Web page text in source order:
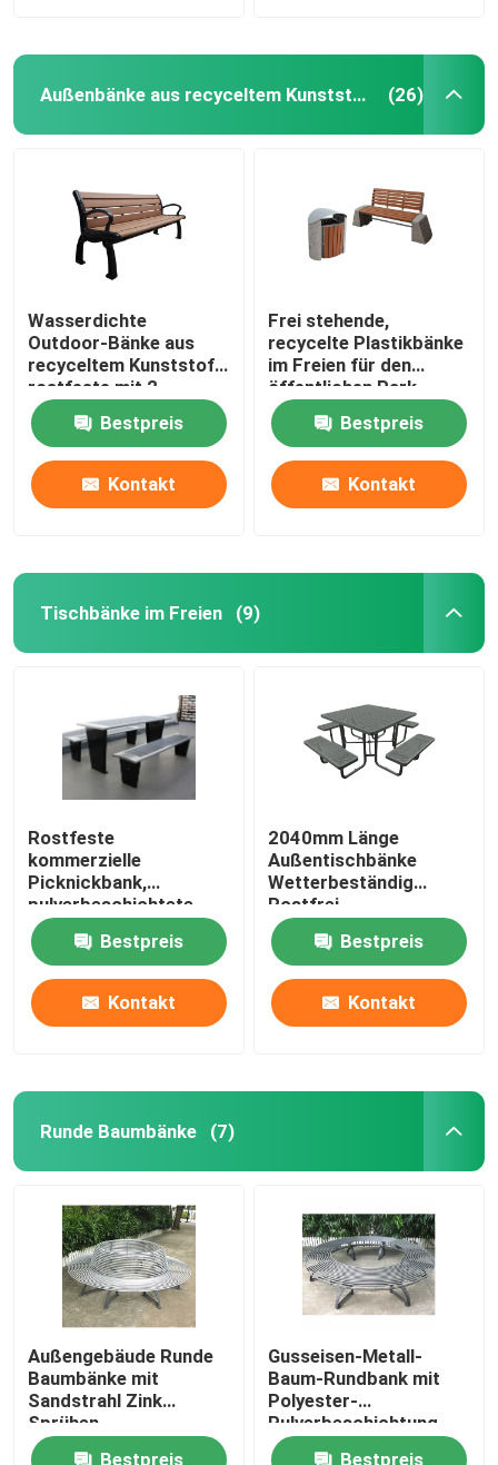
Außenbänke aus recyceltem Kunststoff (26)
Wasserdichte
Outdoor-Bänke aus
recyceltem Kunststoff,
rostfeste mit 2
Sitzplätzen
Bestpreis
Kontakt
Frei stehende,
recycelte Plastikbänke
im Freien für den
öffentlichen Park
Bestpreis
Kontakt
Tischbänke im Freien (9)
Rostfeste
kommerzielle
Picknickbank,
pulverbeschichtete
Metall-Außentisch und
-Sessel Bestpreis
Kontakt
2040mm Länge
Außentischbänke
Wetterbeständig
Rostfrei
Bestpreis
Kontakt
Runde Baumbänke (7)
Außengebäude Runde
Baumbänke mit
Sandstrahl Zink
Sprühen
Pulverbeschichtung
Bestpreis
Gusseisen-Metall-
Baum-Rundbank mit
Polyester-
Pulverbeschichtung
Bestpreis